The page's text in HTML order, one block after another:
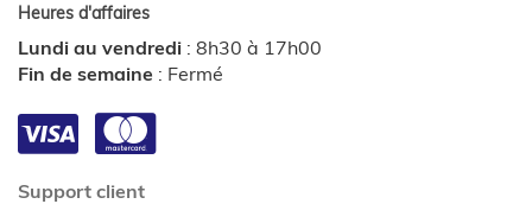
Heures d'affaires
Lundi au vendredi : 8h30 à 17h00
Fin de semaine : Fermé
Support client